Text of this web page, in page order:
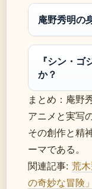
庵野秀明の
『シン・
か？
まとめ：庵野
アニメと実写
その創作と精
ーマである。
関連記事: 荒
の奇妙な冒険」